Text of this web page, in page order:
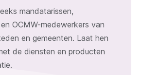
mandatarissen,
OCMW-medewerkers van
en gemeenten. Laat hen
de diensten en producten